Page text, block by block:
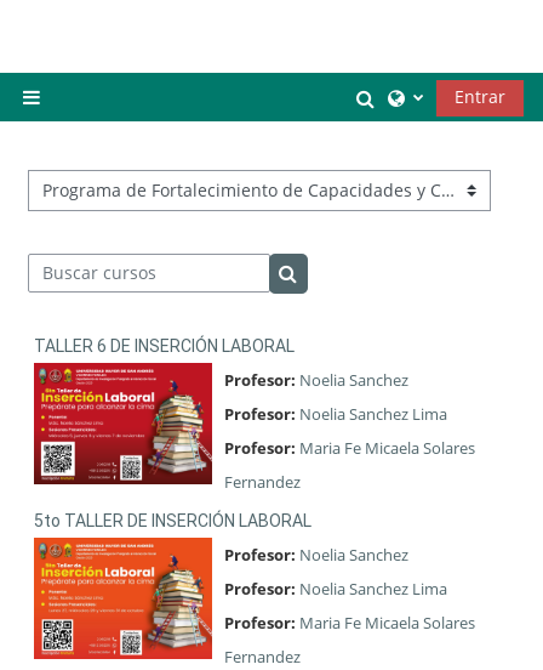
Panel lateral
Selector de
Entrar
Categorías
Buscar cursos
Buscar cursos
TALLER 6 DE INSERCIÓN LABORAL
Profesor: Noelia Sanchez
Profesor: Noelia Sanchez Lima
Profesor: Maria Fe Micaela Solares
Fernandez
5to TALLER DE INSERCIÓN LABORAL
Profesor: Noelia Sanchez
Profesor: Noelia Sanchez Lima
Profesor: Maria Fe Micaela Solares
Fernandez